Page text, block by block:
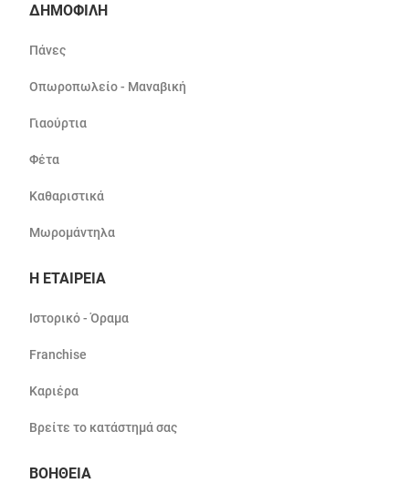
ΔΗΜΟΦΙΛΗ
Πάνες
Οπωροπωλείο - Μαναβική
Γιαούρτια
Φέτα
Καθαριστικά
Μωρομάντηλα
Η ΕΤΑΙΡΕΙΑ
Ιστορικό - Όραμα
Franchise
Καριέρα
Βρείτε το κατάστημά σας
ΒΟΗΘΕΙΑ